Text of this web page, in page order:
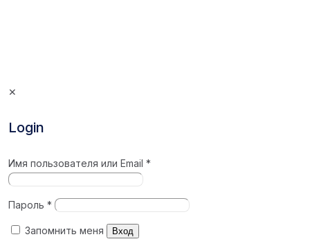
✕
Login
Имя пользователя или Email*
Пароль*
Запомнить меня Вход